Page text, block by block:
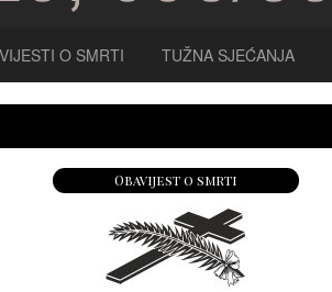
O SMRTI TUŽNA SJEĆANJA
Obavijest o smrti